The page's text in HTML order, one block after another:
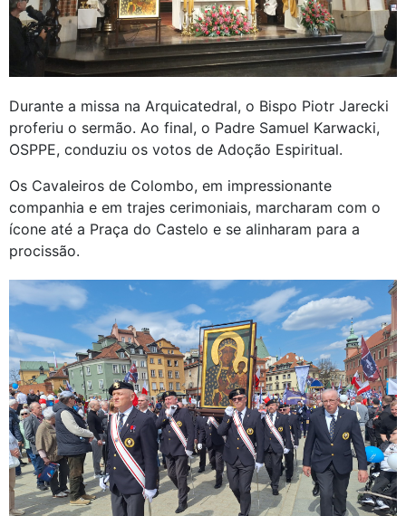
Durante a missa na Arquicatedral, o Bispo Piotr Jarecki
proferiu o sermão. Ao final, o Padre Samuel Karwacki,
OSPPE, conduziu os votos de Adoção Espiritual.
Os Cavaleiros de Colombo, em impressionante
companhia e em trajes cerimoniais, marcharam com o
ícone até a Praça do Castelo e se alinharam para a
procissão.